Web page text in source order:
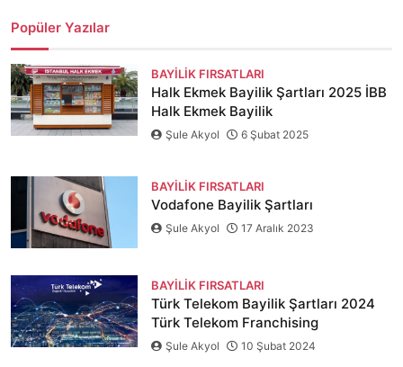
Popüler Yazılar
BAYILIK FIRSATLARI
Halk Ekmek Bayilik Şartları 2025 İBB
Halk Ekmek Bayilik
Şule Akyol 6 Şubat 2025
BAYILIK FIRSATLARI
Vodafone Bayilik Şartları
Şule Akyol 17 Aralık 2023
BAYILIK FIRSATLARI
Türk Telekom Bayilik Şartları 2024
Türk Telekom Franchising
Şule Akyol 10 Şubat 2024